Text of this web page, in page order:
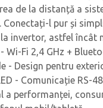
de la distanță a
l pur și
invertor, astfel încât
Wi-Fi 2,4 GHz +
- Design pentru
- Comunicație RS-
a performanței,